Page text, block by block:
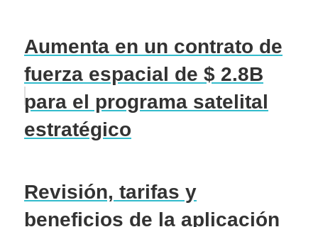
Aumenta en un contrato de
fuerza espacial de $ 2.8B
para el programa satelital
estratégico
Revisión, tarifas y
beneficios de la aplicación